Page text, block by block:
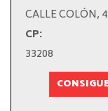
CALLE COLÓN,
CP:
33208